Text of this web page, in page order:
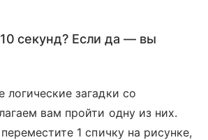
секунд? Если да — вы
логические загадки со
вам пройти одну из них.
1 спичку на рисунке,